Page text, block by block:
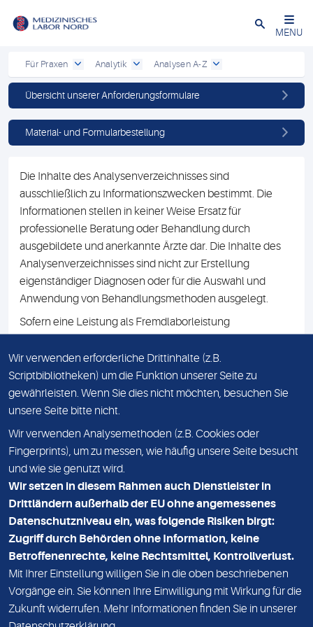
Schließen
MENU
Für Praxen Analytik Analysen A-Z
Übersicht unserer Anforderungsformulare
Material- und Formularbestellung
Die Inhalte des Analysenverzeichnisses sind
ausschließlich zu Informationszwecken bestimmt. Die
Informationen stellen in keiner Weise Ersatz für
professionelle Beratung oder Behandlung durch
ausgebildete und anerkannte Ärzte dar. Die Inhalte des
Analysenverzeichnisses sind nicht zur Erstellung
eigenständiger Diagnosen oder für die Auswahl und
Anwendung von Behandlungsmethoden ausgelegt.
Sofern eine Leistung als Fremdlaborleistung
Namen des Fremdlabors mit. Mit der Beauftragung der
Fremdlaborleistung erklären Sie sich mit dieser
Vereinbarung einverstanden.
DATENSCHUTZ
KONTAKT
NEWSLETTER
ADRESSE
MVZ Medizinisches Labor Nord MLN GmbH
Essener Straße 108
22419 Hamburg
Wir verwenden erforderliche Drittinhalte (z.B.
Scriptbibliotheken) um die Funktion unserer Seite zu
gewährleisten. Wenn Sie dies nicht möchten, besuchen Sie
unsere Seite bitte nicht.
Wir verwenden Analysemethoden (z.B. Cookies oder
Fingerprints), um zu messen, wie häufig unsere Seite besucht
und wie sie genutzt wird.
Wir setzen in diesem Rahmen auch Dienstleister in
Drittländern außerhalb der EU ohne angemessenes
Datenschutzniveau ein, was folgende Risiken birgt:
Zugriff durch Behörden ohne Information, keine
Betroffenenrechte, keine Rechtsmittel, Kontrollverlust.
Mit Ihrer Einstellung willigen Sie in die oben beschriebenen
Vorgänge ein. Sie können Ihre Einwilligung mit Wirkung für die
Zukunft widerrufen. Mehr Informationen finden Sie in unserer